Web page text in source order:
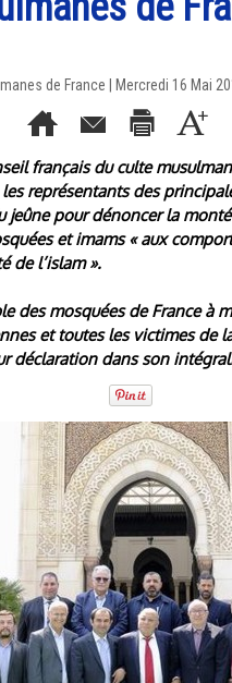
de France | Mercredi 16 Mai
français du culte
représentants des
pour dénoncer la
et imams « aux
de l’islam ».
des mosquées de France à
et toutes les victimes de
déclaration dans son